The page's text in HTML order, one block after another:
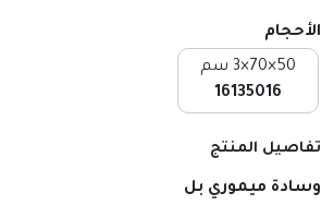
الأحجام
50×70×3 سم
16135016
تفاصيل المنتج
وسادة ميموري بل